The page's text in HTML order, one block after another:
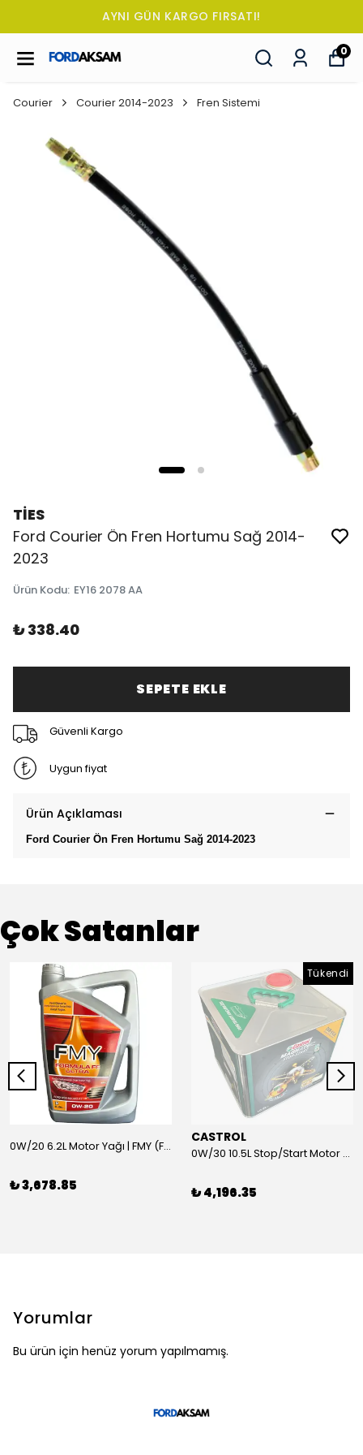
AYNI GÜN KARGO FIRSATI!
0
Courier Courier 2014-2023 Fren Sistemi
TİES
Ford Courier Ön Fren Hortumu Sağ 2014-
2023
Ürün Kodu: EY16 2078 AA
₺ 338.40
SEPETE EKLE
Güvenli Kargo
Uygun fiyat
Ürün Açıklaması
Ford Courier Ön Fren Hortumu Sağ 2014-2023
Çok Satanlar
0W/20 6.2L Motor Yağı | FMY (Ford Motor Yağları)
₺ 3,678.85
Tükendi
CASTROL
0W/30 10.5L Stop/Start Motor Yağı | CASTROL
₺ 4,196.35
Yorumlar
Bu ürün için henüz yorum yapılmamış.